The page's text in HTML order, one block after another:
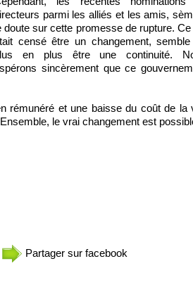
parmi les alliés et les amis,
doute sur cette promesse de rupture. Ce
censé être un changement,
en plus être une continuité.
sincèrement que ce
rémunéré et une baisse du coût de la
le vrai changement est
Partager sur facebook